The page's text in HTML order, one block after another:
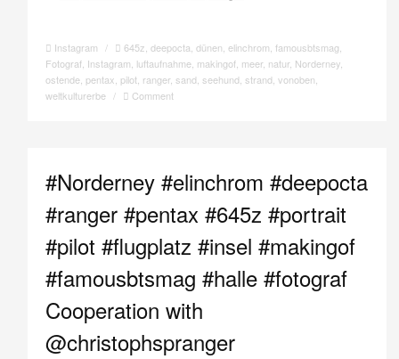
Instagram / 645z deepocta dünen elinchrom famousbtsmag
Fotograf, Instagram luftaufnahme, makingof, meer, natur, Norderney,
ostende, pentax pilot, ranger, sand seehund strand vonoben
weltkulturerbe / Comment
#Norderney #elinchrom #deepocta
#ranger #pentax #645z #portrait
#pilot #flugplatz #insel #makingof
#famousbtsmag #halle #fotograf
Cooperation with
@christophspranger